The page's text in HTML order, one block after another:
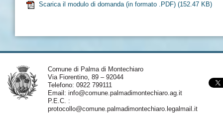
Scarica il modulo di domanda (in formato .PDF) (152.47 KB)
Comune di Palma di Montechiaro
Via Fiorentino, 89 – 92044
Telefono: 0922 799111
Email: info@comune.palmadimontechiaro.ag.it
P.E.C. :
protocollo@comune.palmadimontechiaro.legalmail.it